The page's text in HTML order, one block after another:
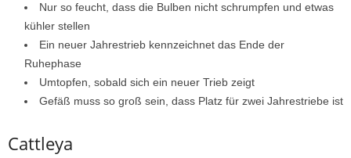
Nur so feucht, dass die Bulben nicht schrumpfen und etwas
kühler stellen
Ein neuer Jahrestrieb kennzeichnet das Ende der
Ruhephase
Umtopfen, sobald sich ein neuer Trieb zeigt
Gefäß muss so groß sein, dass Platz für zwei Jahrestriebe ist
Cattleya